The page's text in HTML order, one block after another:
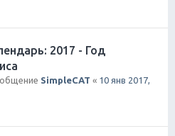
2017 - Год
SimpleCAT « 10 янв 2017,